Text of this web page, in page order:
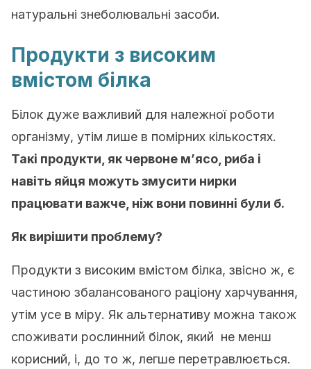
натуральні знеболювальні засоби.
Продукти з високим
вмістом білка
Білок дуже важливий для належної роботи
організму, утім лише в помірних кількостях.
Такі продукти, як червоне м’ясо, риба і
навіть яйця можуть змусити нирки
працювати важче, ніж вони повинні були б.
Як вирішити проблему?
Продукти з високим вмістом білка, звісно ж, є
частиною збалансованого раціону харчування,
утім усе в міру. Як альтернативу можна також
споживати рослинний білок, який не менш
корисний, і, до то ж, легше перетравлюється.